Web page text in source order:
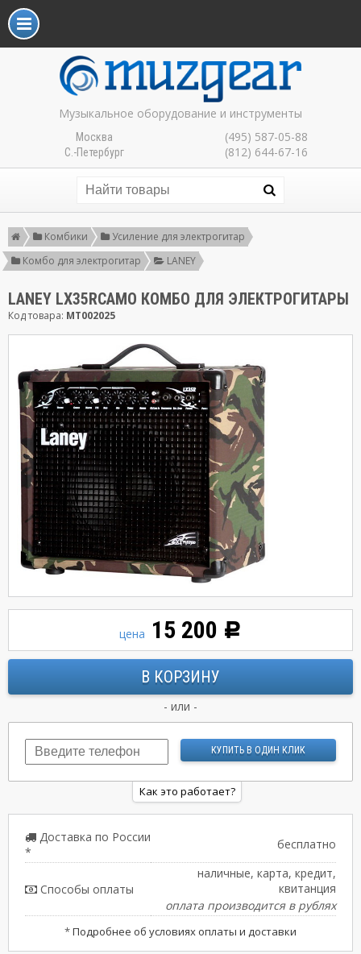
Музыкальное оборудование и инструменты
Москва (495) 587-05-88
С.-Петербург (812) 644-67-16
Комбики
Усиление для электрогитар
Комбо для электрогитар
LANEY
LANEY LX35RCAMO КОМБО ДЛЯ ЭЛЕКТРОГИТАРЫ
Код товара: MT002025
цена 15 200 Р
- или -
Как это работает?
Доставка по России
*
бесплатно
Способы оплаты
наличные, карта, кредит,
квитанция
оплата производится в рублях
*Подробнее об условиях оплаты и доставки